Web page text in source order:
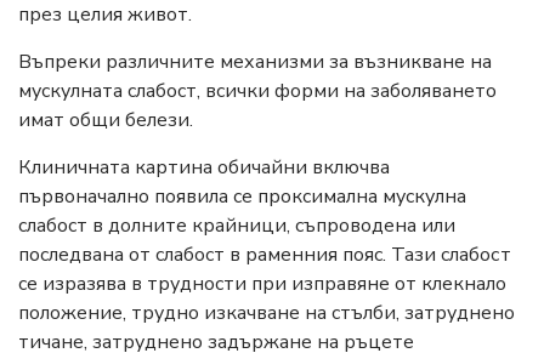
през целия живот.
Въпреки различните механизми за възникване на
мускулната слабост, всички форми на заболяването
имат общи белези.
Клиничната картина обичайни включва
първоначално появила се проксимална мускулна
слабост в долните крайници, съпроводена или
последвана от слабост в раменния пояс. Тази слабост
се изразява в трудности при изправяне от клекнало
положение, трудно изкачване на стълби, затруднено
тичане, затруднено задържане на ръцете